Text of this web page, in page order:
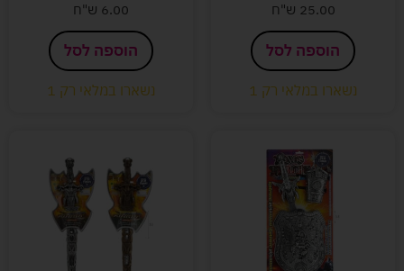
25.00 ש"ח
הוספה לסל
נשארו במלאי רק 1
6.00 ש"ח
הוספה לסל
נשארו במלאי רק 1